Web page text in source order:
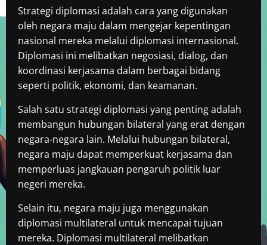
Strategi diplomasi adalah cara yang digunakan
oleh negara maju dalam mengejar kepentingan
nasional mereka melalui diplomasi internasional.
Diplomasi ini melibatkan negosiasi, dialog, dan
koordinasi kerjasama dalam berbagai bidang
seperti politik, ekonomi, dan keamanan.
Salah satu strategi diplomasi yang penting adalah
membangun hubungan bilateral yang erat dengan
negara-negara lain. Melalui hubungan bilateral,
negara maju dapat memperkuat kerjasama dan
memperluas jangkauan pengaruh politik luar
negeri mereka.
Selain itu, negara maju juga menggunakan
diplomasi multilateral untuk mencapai tujuan
mereka. Diplomasi multilateral melibatkan